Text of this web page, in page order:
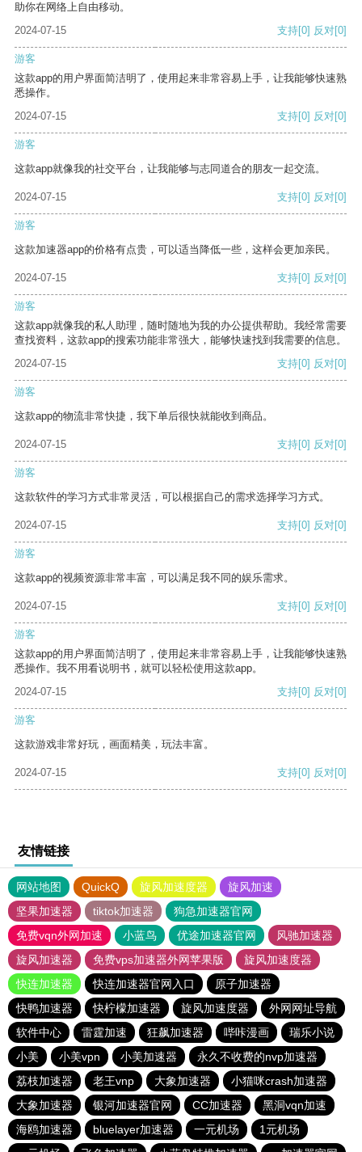
助你在网络上自由移动。
2024-07-15
支持[0] 反对[0]
游客
这款app的用户界面简洁明了，使用起来非常容易上手，让我能够快速熟
悉操作。
2024-07-15
支持[0] 反对[0]
游客
这款app就像我的社交平台，让我能够与志同道合的朋友一起交流。
2024-07-15 支持[0] 反对[0]
游客
这款加速器app的价格有点贵，可以适当降低一些，这样会更加亲民。
2024-07-15 支持[0] 反对[0]
游客
这款app就像我的私人助理，随时随地为我的办公提供帮助。我经常需要
查找资料，这款app的搜索功能非常强大，能够快速找到我需要的信息。
2024-07-15
支持[0] 反对[0]
游客
这款app的物流非常快捷，我下单后很快就能收到商品。
2024-07-15 支持[0] 反对[0]
游客
这款软件的学习方式非常灵活，可以根据自己的需求选择学习方式。
2024-07-15 支持[0] 反对[0]
游客
这款app的视频资源非常丰富，可以满足我不同的娱乐需求。
2024-07-15 支持[0] 反对[0]
游客
这款app的用户界面简洁明了，使用起来非常容易上手，让我能够快速熟
悉操作。我不用看说明书，就可以轻松使用这款app。
2024-07-15
支持[0] 反对[0]
游客
这款游戏非常好玩，画面精美，玩法丰富。
2024-07-15 支持[0] 反对[0]
友情链接
网站地图 QuickQ 旋风加速度器
旋风加速
坚果加速器
tiktok加速器
狗急加速器官网
免费vqn外网加速
小蓝鸟 优途加速器官网
风驰加速器
旋风加速器
免费vps加速器外网苹果版
旋风加速度器
快连加速器
快连加速器官网入口
原子加速器
快鸭加速器
快柠檬加速器 旋风加速度器
外网网址导航
软件中心
雷霆加速 狂飙加速器 哔咔漫画
瑞乐小说
小美
小美vpn 小美加速器
永久不收费的nvp加速器
荔枝加速器
老王vnp 大象加速器
小猫咪crash加速器
大象加速器
银河加速器官网 CC加速器
黑洞vqn加速
海鸥加速器
bluelayer加速器 一元机场
1元机场